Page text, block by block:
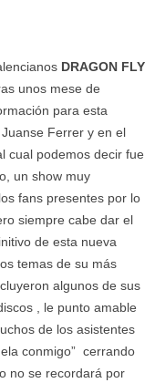
DRAGON FLY
unos mese de
para esta
Ferrer y en el
cual podemos decir fue
un show muy
fans presentes por lo
siempre cabe dar el
de esta nueva
temas de su más
algunos de sus
, le punto amable
de los asistentes
conmigo” cerrando
no se recordará por